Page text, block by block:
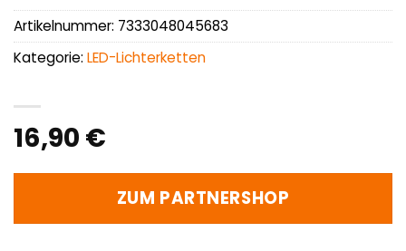
16,90 €
ZUM PARTNERSHOP
Artikelnummer: 7333048045683
Kategorie: LED-Lichterketten